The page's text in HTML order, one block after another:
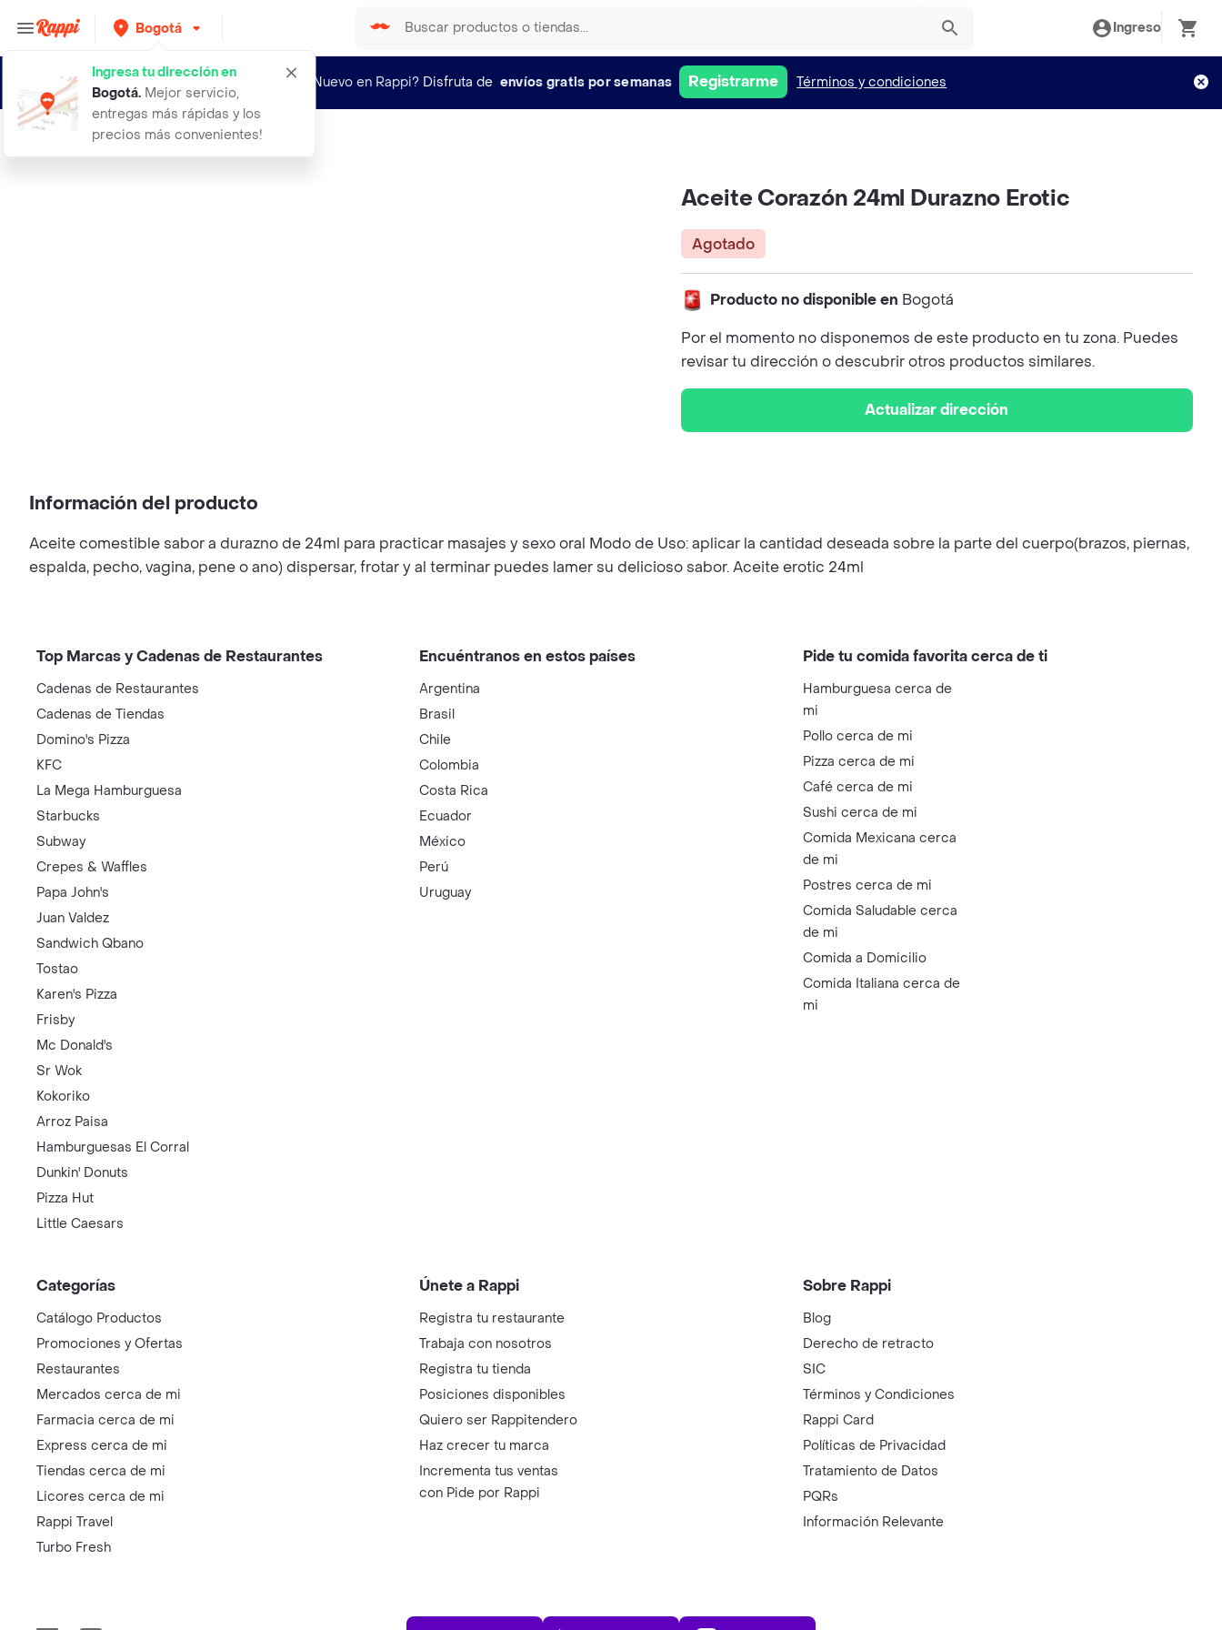
Bogotá
Ingresa tu dirección en
Bogotá. Mejor servicio,
entregas más rápidas y los
precios más convenientes!
Ingreso
¿Nuevo en Rappi? Disfruta de envíos gratis por semanas Registrarme Términos y condiciones
aceite corazon 24ml durazno erotic
Aceite Corazón 24ml Durazno Erotic
Agotado
Producto no disponible en Bogotá
Por el momento no disponemos de este producto en tu zona. Puedes
revisar tu dirección o descubrir otros productos similares.
Actualizar dirección
Información del producto
Aceite comestible sabor a durazno de 24ml para practicar masajes y sexo oral Modo de Uso: aplicar la cantidad deseada sobre la parte del cuerpo(brazos, piernas,
espalda, pecho, vagina, pene o ano) dispersar, frotar y al terminar puedes lamer su delicioso sabor. Aceite erotic 24ml
Top Marcas y Cadenas de Restaurantes
Cadenas de Restaurantes
Cadenas de Tiendas
Domino's Pizza
KFC
La Mega Hamburguesa
Starbucks
Subway
Crepes & Waffles
Papa John's
Juan Valdez
Sandwich Qbano
Tostao
Karen's Pizza
Frisby
Mc Donald's
Sr Wok
Kokoriko
Arroz Paisa
Hamburguesas El Corral
Dunkin' Donuts
Pizza Hut
Little Caesars
Encuéntranos en estos países
Argentina
Brasil
Chile
Colombia
Costa Rica
Ecuador
México
Perú
Uruguay
Pide tu comida favorita cerca de ti
Hamburguesa cerca de
mi
Pollo cerca de mi
Pizza cerca de mi
Café cerca de mi
Sushi cerca de mi
Comida Mexicana cerca
de mi
Postres cerca de mi
Comida Saludable cerca
de mi
Comida a Domicilio
Comida Italiana cerca de
mi
Categorías
Catálogo Productos
Promociones y Ofertas
Restaurantes
Mercados cerca de mi
Farmacia cerca de mi
Express cerca de mi
Tiendas cerca de mi
Licores cerca de mi
Rappi Travel
Turbo Fresh
Únete a Rappi
Registra tu restaurante
Trabaja con nosotros
Registra tu tienda
Posiciones disponibles
Quiero ser Rappitendero
Haz crecer tu marca
Incrementa tus ventas
con Pide por Rappi
Sobre Rappi
Blog
Derecho de retracto
SIC
Términos y Condiciones
Rappi Card
Políticas de Privacidad
Tratamiento de Datos
PQRs
Información Relevante
App Store Play Store AppGallery